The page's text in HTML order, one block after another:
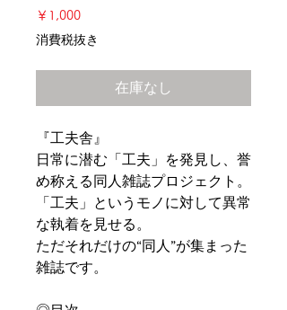
￥1,000価
消費税抜き
在庫なし
『工夫舎』
日常に潜む「工夫」を発見し、誉
め称える同人雑誌プロジェクト。
「工夫」というモノに対して異常
な執着を見せる。
ただそれだけの“同人”が集まった
雑誌です。